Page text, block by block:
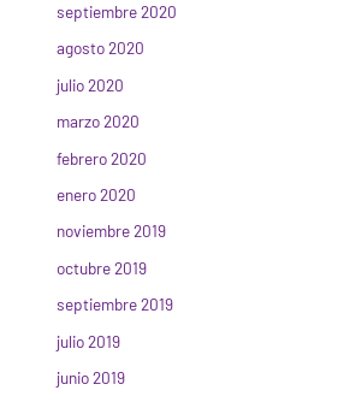
septiembre 2020
agosto 2020
julio 2020
marzo 2020
febrero 2020
enero 2020
noviembre 2019
octubre 2019
septiembre 2019
julio 2019
junio 2019